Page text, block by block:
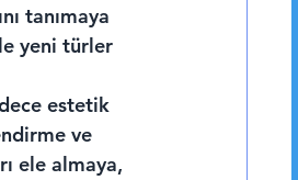
tanımaya
yeni türler
estetik
ve
ele almaya,